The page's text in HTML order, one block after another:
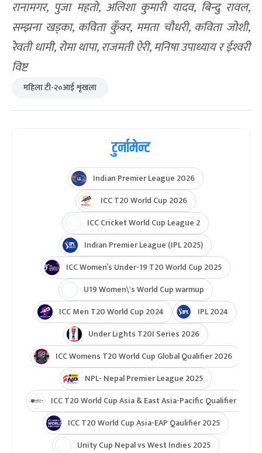
रानामगर, पुजा महतो, अलिशा कुमारी यादव, बिन्दु रावल,
सम्झना खड्का, कविता कुँवर, ममता चौधरी, कविता जोशी,
रेवती धामी, रोमा थापा, राजमती ऐरी, मनिषा उपाध्याय र ईश्‍वरी
विष्ट
महिला टी-२०आई शृंखला
टुर्नामेन्ट
Indian Premier League 2026
ICC T20 World Cup 2026
ICC Cricket World Cup League 2
Indian Premier League (IPL 2025)
ICC Women’s Under-19 T20 World Cup 2025
U19 Women\'s World Cup warmup
ICC Men T20 World Cup 2024
IPL 2024
Under Lights T20I Series 2026
ICC Womens T20 World Cup Global Qualifier 2026
NPL- Nepal Premier League 2025
ICC T20 World Cup Asia & East Asia-Pacific Qualifier
ICC T20 World Cup Asia-EAP Qaulifier 2025
Unity Cup Nepal vs West Indies 2025